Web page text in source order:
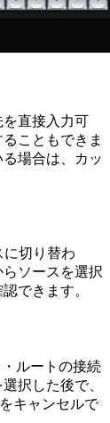
直接入力可
こともできま
場合は、カッ
切り替わ
ソースを選択
できます。
ルートの接続
択した後で、
キャンセルで